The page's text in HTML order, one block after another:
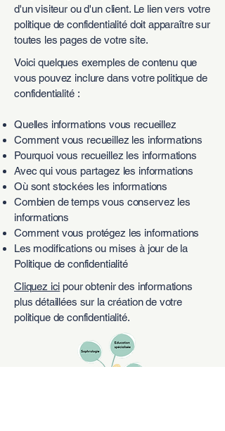
d'un visiteur ou d'un client. Le lien vers votre
politique de confidentialité doit apparaître sur
toutes les pages de votre site.
Voici quelques exemples de contenu que
vous pouvez inclure dans votre politique de
confidentialité :
Quelles informations vous recueillez
Comment vous recueillez les informations
Pourquoi vous recueillez les informations
Avec qui vous partagez les informations
Où sont stockées les informations
Combien de temps vous conservez les
informations
Comment vous protégez les informations
Les modifications ou mises à jour de la
Politique de confidentialité
Cliquez ici pour obtenir des informations
plus détaillées sur la création de votre
politique de confidentialité.